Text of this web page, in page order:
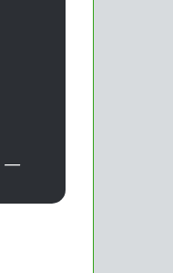
— beIN SPORTS (@beINSPORTS)